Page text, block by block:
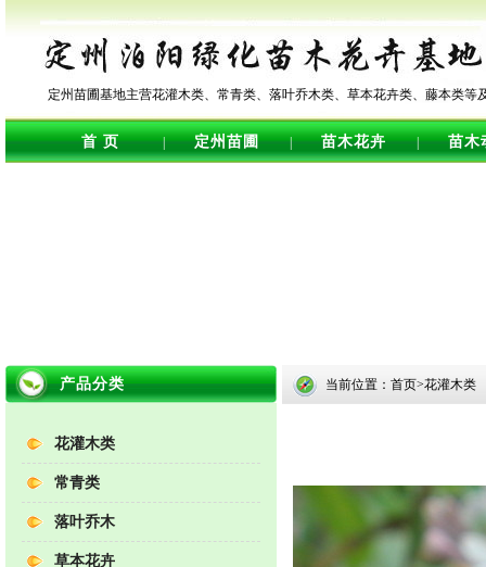
定州苗圃基地主营花灌木类、常青类、落叶乔木类、草本花卉类、藤本类等
首 页 | 定州苗圃 | 苗木花卉 | 苗木
产品分类
花灌木类
常青类
落叶乔木
草本花卉
当前位置：首页>花灌木类